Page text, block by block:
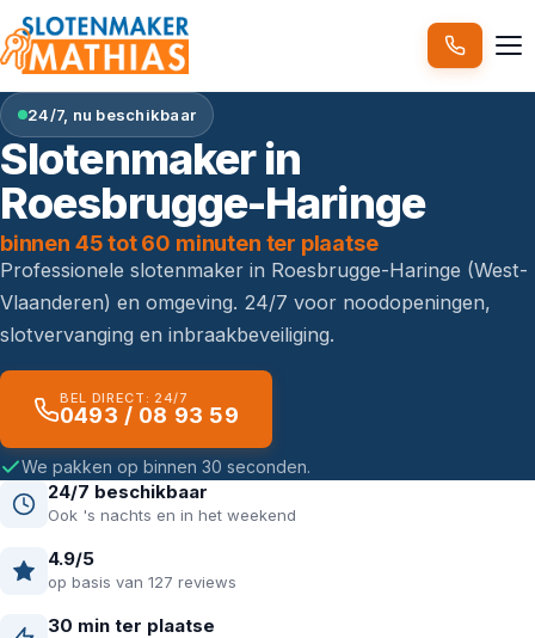
24/7, nu beschikbaar
Slotenmaker in
Roesbrugge-Haringe
binnen 45 tot 60 minuten ter plaatse
Professionele slotenmaker in Roesbrugge-Haringe (West-
Vlaanderen) en omgeving. 24/7 voor noodopeningen,
slotvervanging en inbraakbeveiliging.
BEL DIRECT: 24/7
0493 / 08 93 59
We pakken op binnen 30 seconden.
24/7 beschikbaar
Ook 's nachts en in het weekend
4.9/5
op basis van 127 reviews
30 min ter plaatse